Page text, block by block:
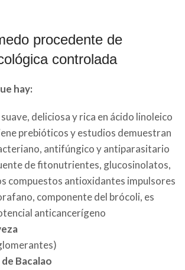
procedente de
controlada
hay:
deliciosa y rica en ácido linoleico
prebióticos y estudios demuestran
antifúngico y antiparasitario
de fitonutrientes, glucosinolatos,
compuestos antioxidantes impulsores
componente del brócoli, es
anticancerígeno
Bacalao